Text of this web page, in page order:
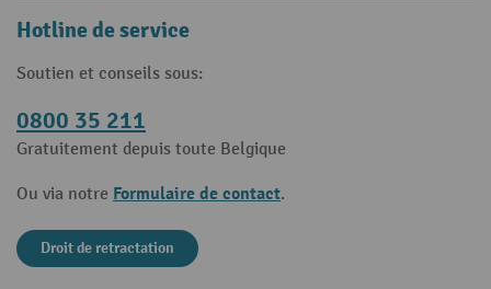
Hotline de service
Soutien et conseils sous:
0800 35 211
Gratuitement depuis toute Belgique
Ou via notre Formulaire de contact.
Droit de retractation